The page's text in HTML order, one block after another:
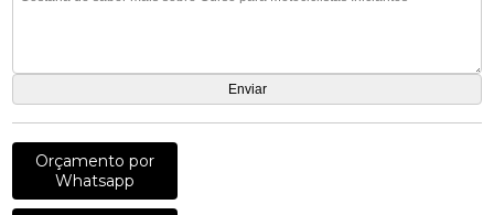
Orçamento por
Whatsapp